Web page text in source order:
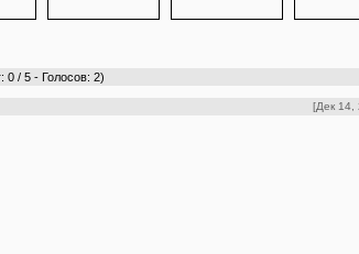
0 / 5 - Голосов: 2)
[Дек 14,